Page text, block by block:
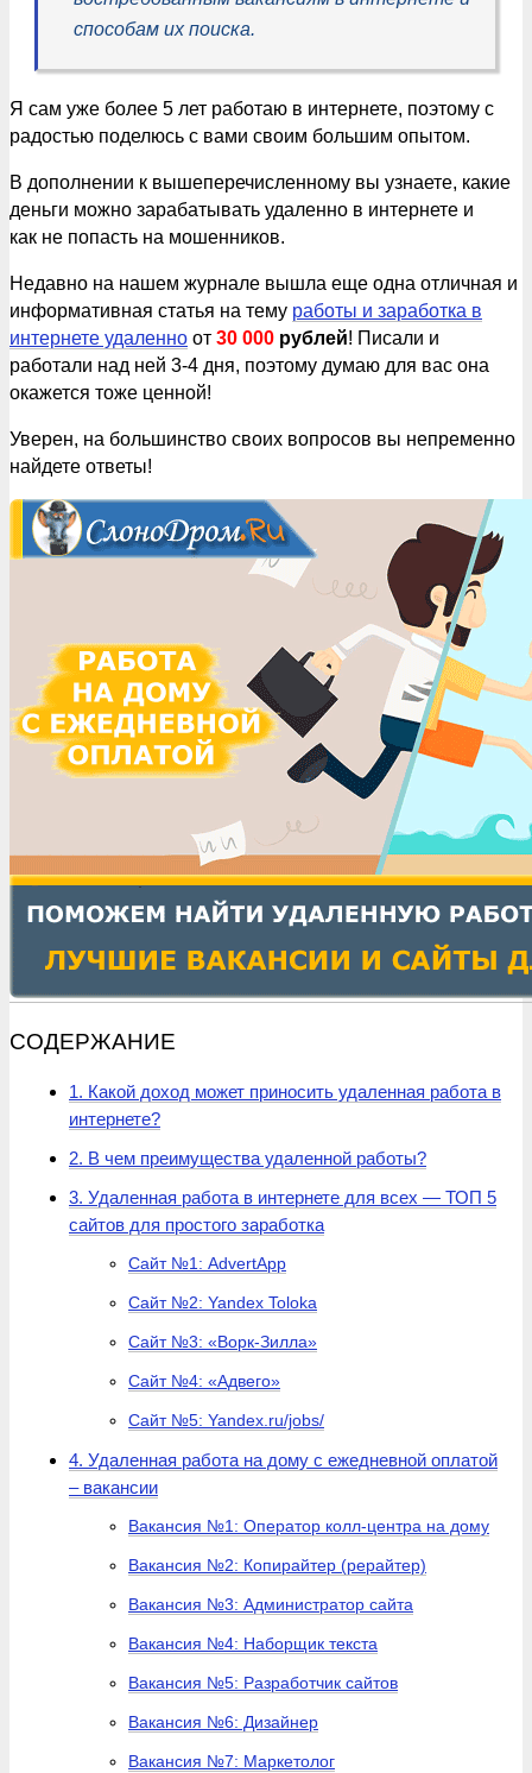
способам их поиска.
Я сам уже более 5 лет работаю в интернете, поэтому с
радостью поделюсь с вами своим большим опытом.
В дополнении к вышеперечисленному вы узнаете, какие
деньги можно зарабатывать удаленно в интернете и
как не попасть на мошенников.
Недавно на нашем журнале вышла еще одна отличная и
информативная статья на тему работы и заработка в
интернете удаленно от 30 000 рублей! Писали и
работали над ней 3-4 дня, поэтому думаю для вас она
окажется тоже ценной!
Уверен, на большинство своих вопросов вы непременно
найдете ответы!
СОДЕРЖАНИЕ
1. Какой доход может приносить удаленная работа в
интернете?
2. В чем преимущества удаленной работы?
3. Удаленная работа в интернете для всех — ТОП 5
сайтов для простого заработка
Сайт №1: АdvertApp
Сайт №2: Yandex Toloka
Сайт №3: «Ворк-Зилла»
Сайт №4: «Адвего»
Сайт №5: Yandex.ru/jobs/
4. Удаленная работа на дому с ежедневной оплатой
– вакансии
Вакансия №1: Оператор колл-центра на дому
Вакансия №2: Копирайтер (рерайтер)
Вакансия №3: Администратор сайта
Вакансия №4: Наборщик текста
Вакансия №5: Разработчик сайтов
Вакансия №6: Дизайнер
Вакансия №7: Маркетолог